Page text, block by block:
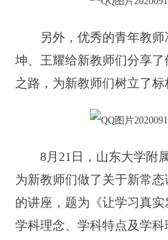
另外，优秀的青年教
坤、王耀给新教师们分享
之路，为新教师们树立了标
8 月21日，山东大学附
为新教师们做了关于新常
的讲座，题为《让学习真
学科理念、学科特点及学